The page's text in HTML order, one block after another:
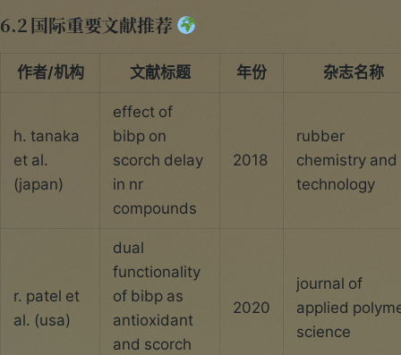
6.2 国际重要文献推荐
作者/机构 文献标题 年份 杂志名称
h. tanaka
et al.
(japan)
effect of
bibp on
scorch delay
in nr
compounds
2018
rubber
chemistry and
technology
r. patel et
al. (usa)
dual
functionality
of bibp as
antioxidant
and scorch
2020
journal of
applied
science